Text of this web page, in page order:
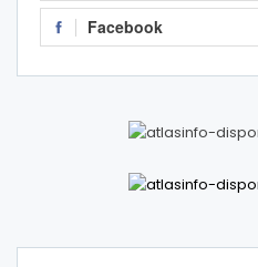
Facebook